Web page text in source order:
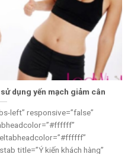
dụng yến mạch giảm cân
left” responsive=”false”
title=”Ý kiến khách hàng”